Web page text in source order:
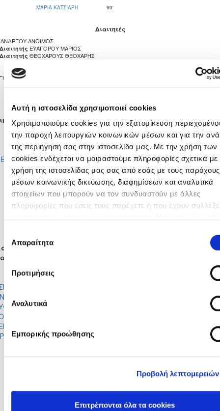
Αυτή η ιστοσελίδα χρησιμοποιεί cookies
Χρησιμοποιούμε cookies για την εξατομίκευση
την παροχή λειτουργιών κοινωνικών μέσων και για την
της περιήγησή σας στην ιστοσελίδα μας. Με την χρήση των
cookies ενδέχεται να μοιραστούμε πληροφορίες σχετικά με
χρήση της ιστοσελίδας μας σας από εσάς με τους παρόχους
μέσων κοινωνικής δικτύωσης, διαφημίσεων και αναλυτικά
στοιχείων που μπορούν να τον συνδυαστούν με άλλες
πληροφορίες που εσείς τους παρέχετε ή που έχουν
Πολιτική Cookies κάνοντας κλικ
συγκατάθεσης
Απαραίτητα
Προτιμήσεις
Αναλυτικά
Εμπορικής προώθησης
Προβολή λεπτομερειών
Επιτρέπονται όλα τα cookies
ΜΑΡΙΑ ΚΑΤΣΙΑΡΗ
90'
Διαιτητές
ΑΝΘΙΜΟΣ
ΕΥΑΓΟΡΟΥ ΜΑΡΙΟΣ
ΘΕΟΧΑΡΟΥΣ ΘΕΟΧΑΡΗΣ
ΟΛΥΜΠΙΑΔΑΣ ΛΥΜΠΙΩΝ
22
Ενδεκάδες
ΣΤΥΛΙΑΝΑ ΑΣΠΡΑΚΗ
ΑΝΤΩΝΙΑ ΑΔΑΜΟΥ
ΜΙΧΑΗΛΙΑ ΚΟΝΤΟΥΛΗ
ΣΤΕΙΣΚΑΛΟΒΑ ΑΝΤΩΝΙΟΥ
ΜΑΡΙΑ ΚΑΤΣΙΑΡΗ
ΣΙΜΩΝΗ ΟΔΥΣΣΕΩΣ
ΣΟΦΙΑ ΜΙΧΑΗΛ
ΜΑΡΙΑ ΔΗΜΗΤΡΟΠΟΥΛΟΥ
ΕΛΕΝΑ ΤΖΟΖΕΦ
ΑΝΔΡΙΑΝΑ ΦΙΛΙΠΠΟΥ
ΚΥΡΙΑΚΗ ΠΑΝΑΓΗ
ΧΡΥΣΤΑΛΛΑ ΓΡΙΒΑ
ΜΙΧΑΕΛΑ ΓΕΩΡΓΙΟΥ
ΓΕΩΡΓΙΑ ΚΟΥΤΣΟΦΤΑ
ΓΕΩΡΓΙΑΝΑ ΤΣΙΟΛΑ
ΠΑΝΑΓΙΩΤΑ ΚΑΛΗΣΠΕΡΑ
ΜΑΓΔΑΛΕΝΑ ΚΟΚΚΙΝΟΥ
ΣΩΤΗΡΟΥΛΛΑ ΚΟΚΚΙΝΟΥ
ΓΕΩΡΓΙΑ
ΔΗΜΗΤΡΟΠΟΥΛΟΥ
ΜΙΧΑΕΛΑ ΓΕΩΡΓΙΟΥ